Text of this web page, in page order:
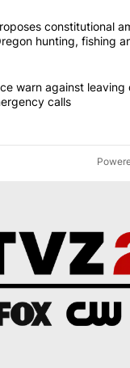
of the most
"Drazan proposes
constitutional
hunting, fishing
"Bend Police warn
warn against
calls